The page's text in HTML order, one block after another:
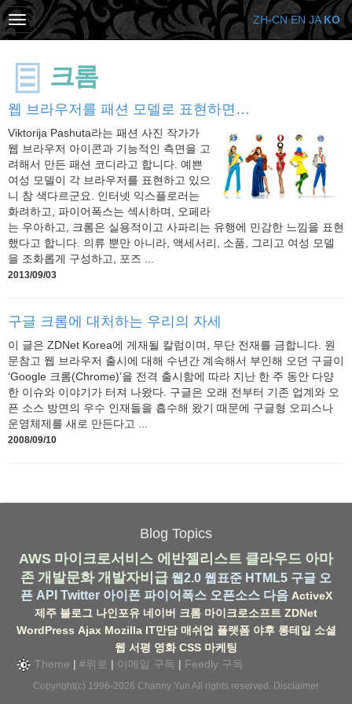
크롬
웹 브라우저를 패션 모델로 표현하면…
Viktorija Pashuta라는 패션 사진 작가가
웹 브라우저 아이콘과 기능적인 측면을 고
려해서 만든 패션 코디라고 합니다. 예쁜
여성 모델이 각 브라우저를 표현하고 있으
니 참 색다르군요. 인터넷 익스플로러는
화려하고, 파이어폭스는 섹시하며, 오페라
는 우아하고, 크롬은 실용적이고 사파리는 유행에 민감한 느낌을 표현
했다고 합니다. 의류 뿐만 아니라, 액세서리, 소품, 그리고 여성 모델
을 조화롭게 구성하고, 포즈 ...
2013/09/03
구글 크롬에 대처하는 우리의 자세
이 글은 ZDNet Korea에 게재될 칼럼이며, 무단 전재를 금합니다. 원
문참고 웹 브라우저 출시에 대해 수년간 계속해서 부인해 오던 구글이
‘Google 크롬(Chrome)’을 전격 출시함에 따라 지난 한 주 동안 다양
한 이슈와 이야기가 터져 나왔다. 구글은 오래 전부터 기존 업계와 오
픈 소스 방면의 우수 인재들을 흡수해 왔기 때문에 구글형 오피스나
운영체제를 새로 만든다고 ...
2008/09/10
Blog Topics
AWS 마이크로서비스 에반젤리스트 클라우드 아마
존 개발문화 개발자비급 웹2.0 웹표준 HTML5 구글 오
픈 API Twitter 아이폰 파이어폭스 오픈소스 다음 ActiveX
제주 블로그 나인포유 네이버 크롬 마이크로소프트 ZDNet
WordPress Ajax Mozilla IT만담 매쉬업 플랫폼 야후 롱테일 소셜
웹 서평 영화 CSS 마케팅
Theme | #위로 | 이메일 구독 | Feedly 구독
Copyright(c) 1996-2026 Channy Yun All rights reserved. Disclaimer
ZH-CN EN JA KO